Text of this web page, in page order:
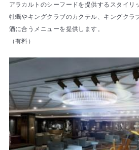
アラカルトのシーフードを提供するスタイリ
牡蠣やキングクラブのカクテル、キングクラ
酒に合うメニューを提供します。
（有料）